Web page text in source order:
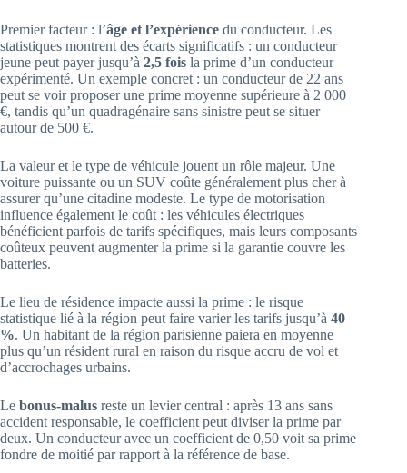
Premier facteur : l’âge et l’expérience du conducteur. Les
statistiques montrent des écarts significatifs : un conducteur
jeune peut payer jusqu’à 2,5 fois la prime d’un conducteur
expérimenté. Un exemple concret : un conducteur de 22 ans
peut se voir proposer une prime moyenne supérieure à 2 000
€, tandis qu’un quadragénaire sans sinistre peut se situer
autour de 500 €.
La valeur et le type de véhicule jouent un rôle majeur. Une
voiture puissante ou un SUV coûte généralement plus cher à
assurer qu’une citadine modeste. Le type de motorisation
influence également le coût : les véhicules électriques
bénéficient parfois de tarifs spécifiques, mais leurs composants
coûteux peuvent augmenter la prime si la garantie couvre les
batteries.
Le lieu de résidence impacte aussi la prime : le risque
statistique lié à la région peut faire varier les tarifs jusqu’à 40
%. Un habitant de la région parisienne paiera en moyenne
plus qu’un résident rural en raison du risque accru de vol et
d’accrochages urbains.
Le bonus-malus reste un levier central : après 13 ans sans
accident responsable, le coefficient peut diviser la prime par
deux. Un conducteur avec un coefficient de 0,50 voit sa prime
fondre de moitié par rapport à la référence de base.